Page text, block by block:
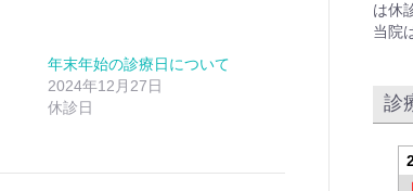
年末年始の診療日について
2024年12月27日
休診日
は休
当院
診